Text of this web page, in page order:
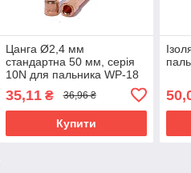
Цанга Ø2,4 мм
стандартна 50 мм, серія
10N для пальника WP-18
35,11₴ 36,96 ₴
Купити